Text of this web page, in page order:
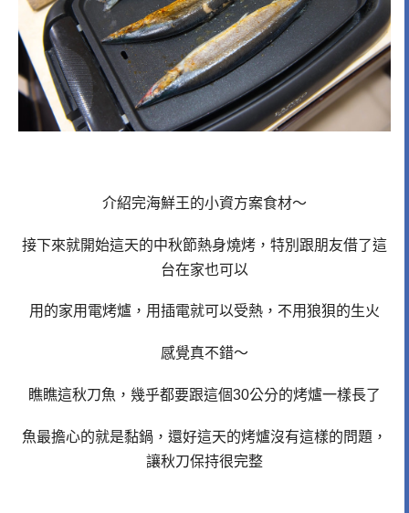
介紹完海鮮王的小資方案食材～
接下來就開始這天的中秋節熱身燒烤，特別跟朋友借了這
台在家也可以
用的家用電烤爐，用插電就可以受熱，不用狼狽的生火
感覺真不錯～
瞧瞧這秋刀魚，幾乎都要跟這個30公分的烤爐一樣長了
魚最擔心的就是黏鍋，還好這天的烤爐沒有這樣的問題，
讓秋刀保持很完整